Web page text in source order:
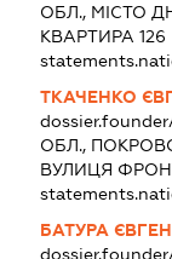
ОБЛ., МІСТО
КВАРТИРА 126
ТКАЧЕНКО
ОБЛ.,
ВУЛИЦЯ
БАТУРА